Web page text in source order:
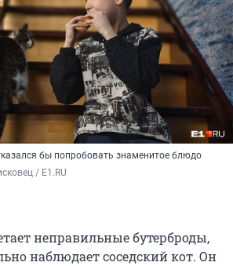
бы попробовать знаменитое блюдо
/ E1.RU
неправильные бутерброды,
наблюдает соседский кот. Он